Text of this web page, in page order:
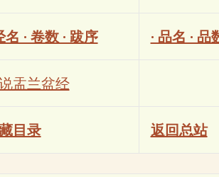
名 · 卷数 · 跋序 · 品名 · 品
盂兰盆经
目录 返回总站